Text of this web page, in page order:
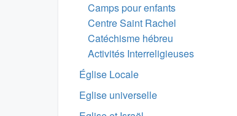
Camps pour enfants
Centre Saint Rachel
Catéchisme hébreu
Activités Interreligieuses
Église Locale
Eglise universelle